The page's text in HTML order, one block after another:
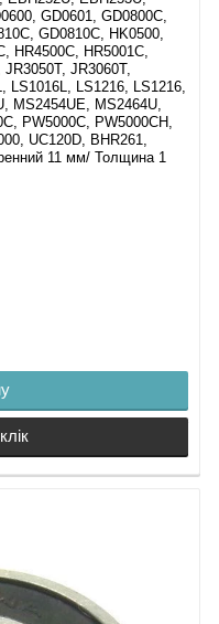
GD0601, GD0800C,
GD0810C, HK0500,
HR4500C, HR5001C,
JR3060T,
LS1016L, LS1216, LS1216,
MS2454UE, MS2464U,
PW5000C, PW5000CH,
UC120D, BHR261,
11 мм/ Толщина 1